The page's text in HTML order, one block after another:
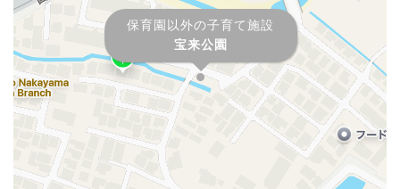
保育園以外の子育て施設
宝来公園